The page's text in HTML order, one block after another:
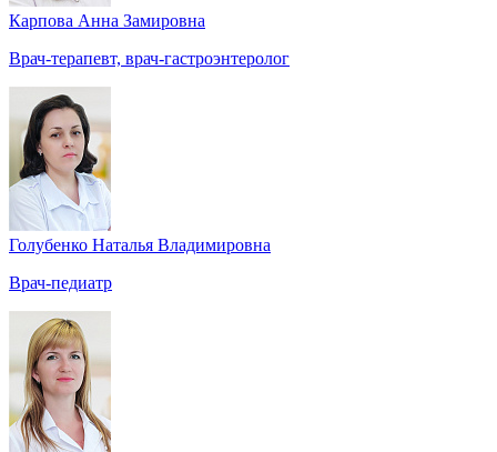
Карпова Анна Замировна
Врач-терапевт, врач-гастроэнтеролог
Голубенко Наталья Владимировна
Врач-педиатр